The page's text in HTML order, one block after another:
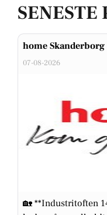
SENESTE
home Skanderborg
07-08-2026
🏡 **Industritoften